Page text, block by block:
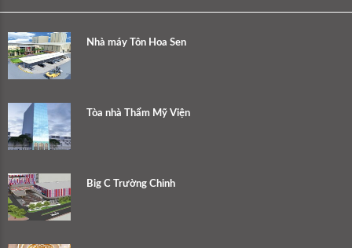
Nhà máy Tôn Hoa Sen
Tòa nhà Thẩm Mỹ Viện
Big C Trường Chinh